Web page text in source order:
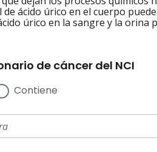
ácido úrico en el cuerpo
úrico en la sangre y la
de cáncer del NCI
Contiene